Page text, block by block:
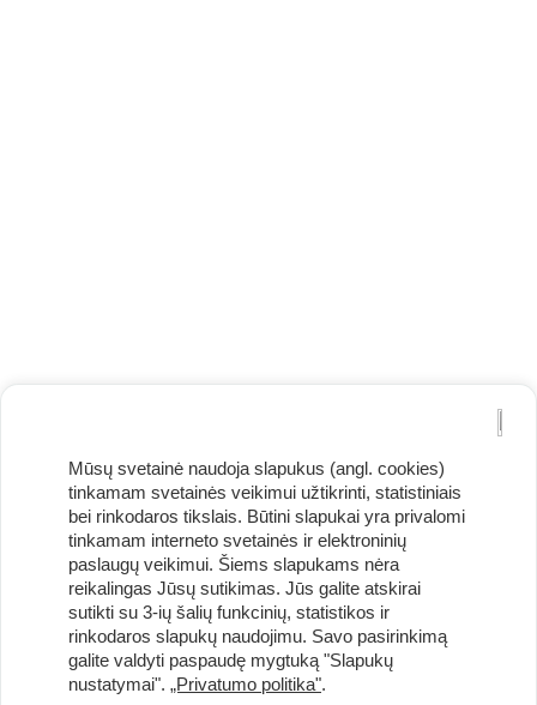
Užsisakykite naujienlaiškį ir pirmi gaukite geriausius
pasiūlymus!
Mūsų svetainė naudoja slapukus (angl. cookies)
tinkamam svetainės veikimui užtikrinti, statistiniais
bei rinkodaros tikslais. Būtini slapukai yra privalomi
tinkamam interneto svetainės ir elektroninių
paslaugų veikimui. Šiems slapukams nėra
reikalingas Jūsų sutikimas. Jūs galite atskirai
sutikti su 3-ių šalių funkcinių, statistikos ir
rinkodaros slapukų naudojimu. Savo pasirinkimą
galite valdyti paspaudę mygtuką "Slapukų
nustatymai". „Privatumo politika".